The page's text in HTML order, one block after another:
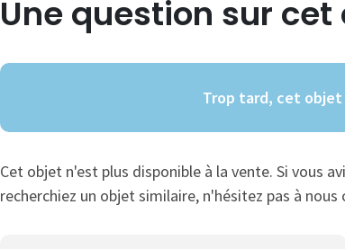
Une question sur cet
Trop tard, cet
Cet objet n'est plus disponible à la vente. Si vous
recherchiez un objet similaire, n'hésitez pas à nous